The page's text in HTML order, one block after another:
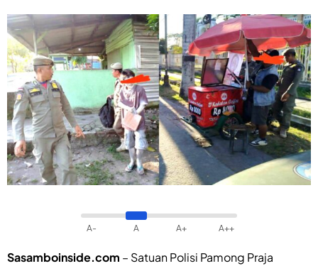
A- A A+ A++
Sasamboinside.com – Satuan Polisi Pamong Praja